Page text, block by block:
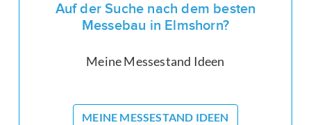
Auf der Suche nach dem besten
Messebau in Elmshorn?
Meine Messestand Ideen
MEINE MESSESTAND IDEEN